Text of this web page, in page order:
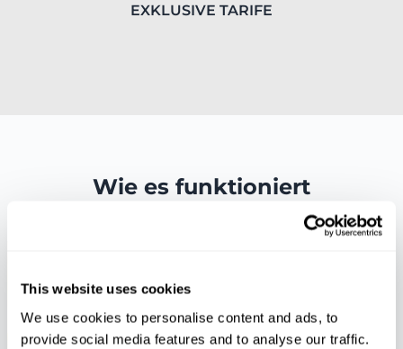
This website uses cookies
We use cookies to personalise content and ads, to
provide social media features and to analyse our traffic.
EXKLUSIVE TARIFE
Wie es funktioniert